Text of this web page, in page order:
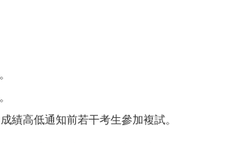
績高低通知前若干考生參加複試。